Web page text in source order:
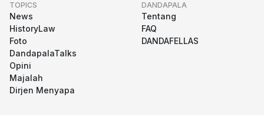
TOPICS
News
HistoryLaw
Foto
DandapalaTalks
Opini
Majalah
Dirjen Menyapa
DANDAPALA
Tentang
FAQ
DANDAFELLAS